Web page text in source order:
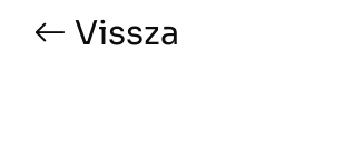
Vissza